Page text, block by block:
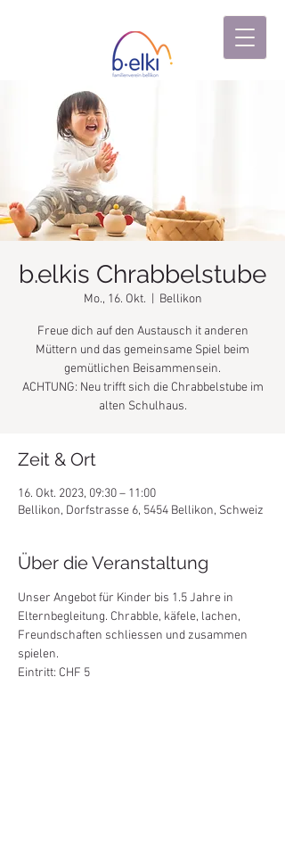
b.elkis Chrabbelstube
Mo., 16. Okt. Bellikon
Freue dich auf den Austausch it anderen
Müttern und das gemeinsame Spiel beim
gemütlichen Beisammensein.
ACHTUNG: Neu trifft sich die Chrabbelstube im
alten Schulhaus.
Zeit & Ort
16. Okt. 2023, 09:30 – 11:00
Bellikon, Dorfstrasse 6, 5454 Bellikon, Schweiz
Über die Veranstaltung
Unser Angebot für Kinder bis 1.5 Jahre in
Elternbegleitung. Chrabble, käfele, lachen,
Freundschaften schliessen und zusammen
spielen.
Eintritt: CHF 5